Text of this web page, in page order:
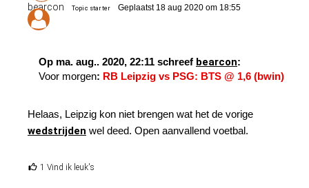
bearcon Topic starter Geplaatst 18 aug 2020 om 18:55
Op ma. aug.. 2020, 22:11 schreef bearcon:
Voor morgen: RB Leipzig vs PSG: BTS @ 1,6 (bwin)
Helaas, Leipzig kon niet brengen wat het de vorige
wedstrijden wel deed. Open aanvallend voetbal.
1 Vind ik leuk's